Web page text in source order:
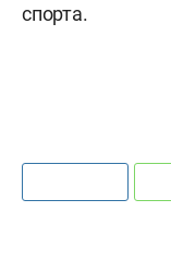
спорта.